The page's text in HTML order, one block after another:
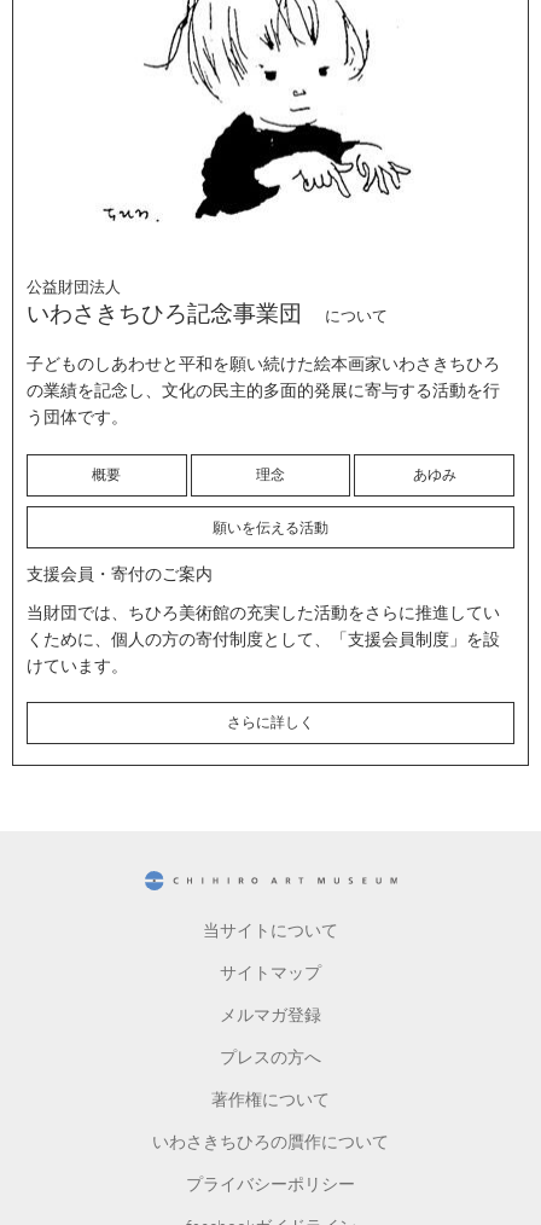
公益財団法人
いわさきちひろ記念事業団 について
子どものしあわせと平和を願い続けた絵本画家いわさきちひろ
の業績を記念し、文化の民主的多面的発展に寄与する活動を行
う団体です。
概要 理念 あゆみ
願いを伝える活動
支援会員・寄付のご案内
当財団では、ちひろ美術館の充実した活動をさらに推進してい
くために、個人の方の寄付制度として、「支援会員制度」を設
けています。
さらに詳しく
当サイトについて
サイトマップ
メルマガ登録
プレスの方へ
著作権について
いわさきちひろの贋作について
プライバシーポリシー